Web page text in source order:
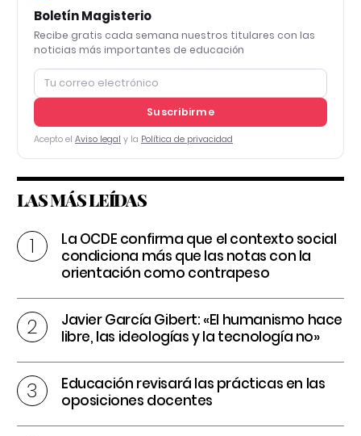
Boletín Magisterio
Recibe gratis cada semana nuestros titulares con las
noticias más importantes de educación
Suscribirme
Acepto el Aviso legal y la Política de privacidad
LAS MÁS LEÍDAS
La OCDE confirma que el contexto social
condiciona más que las notas con la
orientación como contrapeso
Javier García Gibert: «El humanismo hace
libre, las ideologías y la tecnología no»
Educación revisará las prácticas en las
oposiciones docentes